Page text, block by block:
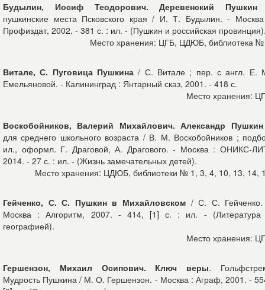
Будылин, Иосиф Теодорович. Деревенский Пушкин
пушкинские места Псковского края / И. Т. Будылин. -
Профиздат, 2002. - 381 с. : ил. - (Пушкин и российская
Место хранения: ЦГБ, ЦДЮБ, библиотека
Витале, С. Пуговица Пушкина / С. Витале ; пер. с англ. Е.
Емельяновой. - Калининград : Янтарный сказ, 2001. - 418 с.
Место хранения:
Воскобойников, Валерий Михайлович. Александр Пушкин
для среднего школьного возраста / В. М. Воскобойников ;
ил., оформл. Г. Драговой, А. Драгового. - Москва : ОНИКС-
2014. - 27 с. : ил. - (Жизнь замечательных детей).
Место хранения: ЦДЮБ, библиотеки № 1, 3, 4, 10, 13, 14,
Гейченко, С. С. Пушкин в Михайловском / С. С.
Москва : Алгоритм, 2007. - 414, [1] с. : ил. - (Литература
географией).
Место хранения:
Гершензон, Михаил Осипович. Ключ веры.
Мудрость Пушкина / М. О. Гершензон. - Москва : Аграф, 2001. -